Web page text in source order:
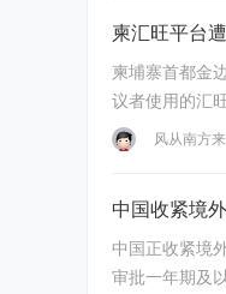
柬汇旺平台
柬埔寨首都金
议者使用的汇
风从南方来
中国收紧境
中国正收紧境